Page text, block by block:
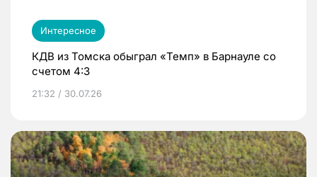
Интересное
КДВ из Томска обыграл «Темп» в Барнауле со
счетом 4:3
21:32 / 30.07.26